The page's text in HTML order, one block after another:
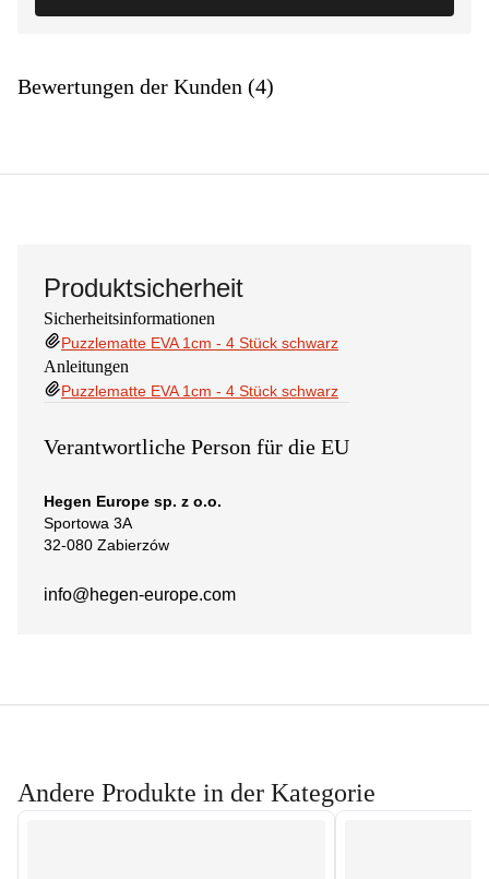
Bewertungen der Kunden (4)
Produktsicherheit
Sicherheitsinformationen
Puzzlematte EVA 1cm - 4 Stück schwarz
Anleitungen
Puzzlematte EVA 1cm - 4 Stück schwarz
Verantwortliche Person für die EU
Hegen Europe sp. z o.o.
Sportowa 3A
32-080 Zabierzów
info@hegen-europe.com
Andere Produkte in der Kategorie